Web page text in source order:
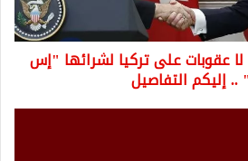
عقوبات على تركيا لشرائها "إس